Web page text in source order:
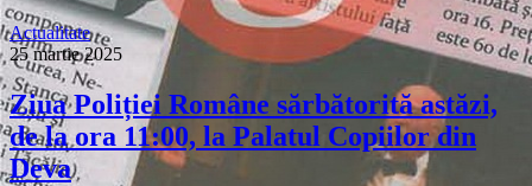
Actualitate
25 martie 2025
Ziua Poliției Române sărbătorită astăzi,
de la ora 11:00, la Palatul Copiilor din
Deva